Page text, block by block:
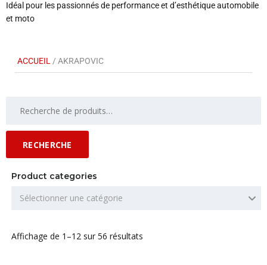
Idéal pour les passionnés de performance et d’esthétique automobile
et moto
ACCUEIL / AKRAPOVIC
RECHERCHE
Product categories
Sélectionner une catégorie
Affichage de 1–12 sur 56 résultats